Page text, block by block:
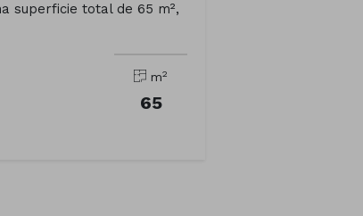
superficie total de 65 m²,
m2
65